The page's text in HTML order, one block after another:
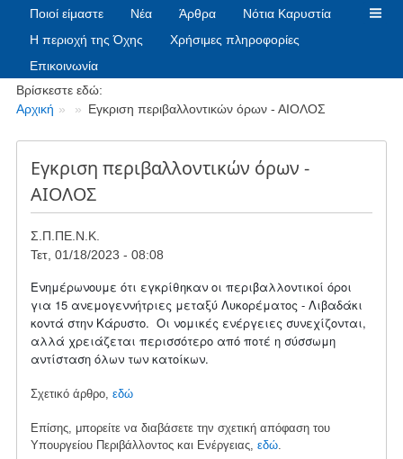
Ποιοί είμαστε Νέα Άρθρα
Νότια Καρυστία
Η περιοχή της Όχης
Χρήσιμες πληροφορίες
Επικοινωνία
Breadcrumbs
Βρίσκεστε εδώ:
Αρχική
Eγκριση περιβαλλοντικών όρων - ΑΙΟΛΟΣ
Eγκριση περιβαλλοντικών όρων -
ΑΙΟΛΟΣ
Σ.Π.ΠΕ.Ν.Κ.
Τετ, 01/18/2023 - 08:08
Ενημέρωνουμε ότι εγκρίθηκαν οι περιβαλλοντικοί όροι
για 15 ανεμογεννήτριες μεταξύ Λυκορέματος - Λιβαδάκι
κοντά στην Κάρυστο. Οι νομικές ενέργειες συνεχίζονται,
αλλά χρειάζεται περισσότερο από ποτέ η σύσσωμη
αντίσταση όλων των κατοίκων.
Σχετικό άρθρο, εδώ
Επίσης, μπορείτε να διαβάσετε την σχετική απόφαση του
Υπουργείου Περιβάλλοντος και Ενέργειας, εδώ.